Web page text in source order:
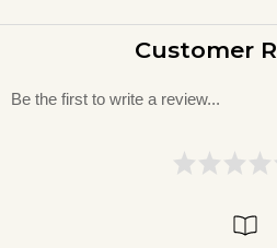
Customer
Be the first to write a review...